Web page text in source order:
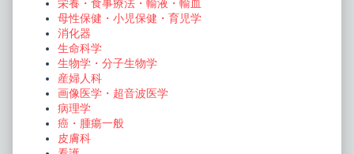
栄養・食事療法・輸液・輸血
母性保健・小児保健・育児学
消化器
生命科学
生物学・分子生物学
産婦人科
画像医学・超音波医学
病理学
癌・腫瘍一般
皮膚科